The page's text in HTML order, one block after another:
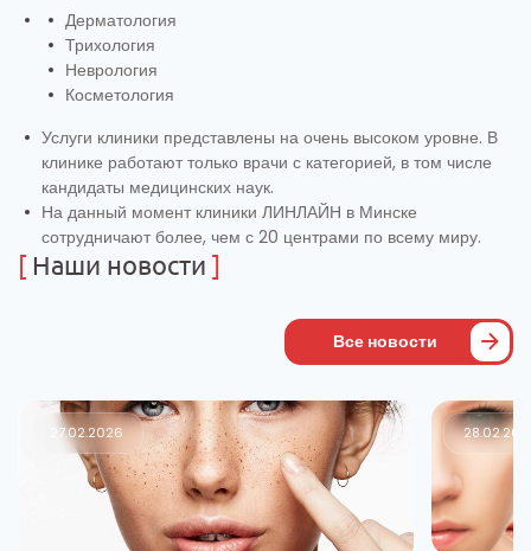
Дерматология
Трихология
Неврология
Косметология
Услуги клиники представлены на очень высоком уровне. В
клинике работают только врачи с категорией, в том числе
кандидаты медицинских наук.
На данный момент клиники ЛИНЛАЙН в Минске
сотрудничают более, чем с 20 центрами по всему миру.
[ Наши новости ]
Все новости
27.02.2026